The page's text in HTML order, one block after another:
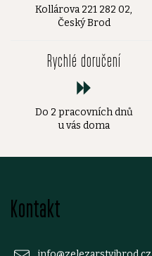
Kollárova 221 282 02,
Český Brod
Rychlé doručení
Do 2 pracovních dnů
u vás doma
Kontakt